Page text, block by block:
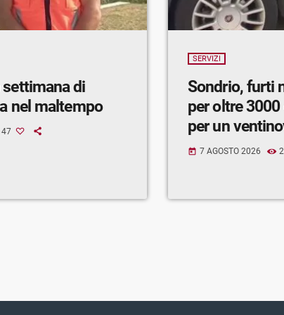
settimana di
nel maltempo
47
SERVIZI
Sondrio, furti
per oltre
per un
today 7 AGOSTO 2026